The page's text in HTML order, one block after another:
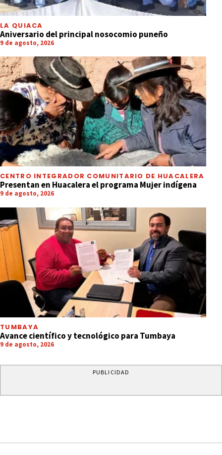
LA QUIACA
Aniversario del principal nosocomio puneño
9 de agosto, 2026
CENTRO INTEGRADOR COMUNITARIO DE HUACALERA
Presentan en Huacalera el programa Mujer indígena
9 de agosto, 2026
TUMBAYA
Avance científico y tecnológico para Tumbaya
9 de agosto, 2026
PUBLICIDAD